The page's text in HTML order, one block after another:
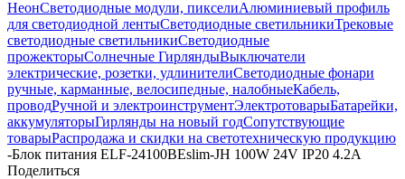
НеонСветодиодные модули, пикселиАлюминиевый профиль
для светодиодной лентыСветодиодные светильникиТрековые
светодиодные светильникиСветодиодные
прожекторыСолнечные ГирляндыВыключатели
электрические, розетки, удлинителиСветодиодные фонари
ручные, карманные, велосипедные, налобныеКабель,
проводРучной и электроинструментЭлектротоварыБатарейки,
аккумуляторыГирлянды на новый годСопутствующие
товарыРаспродажа и скидки на светотехническую продукцию
-Блок питания ELF-24100BEslim-JH 100W 24V IP20 4.2A
Поделиться